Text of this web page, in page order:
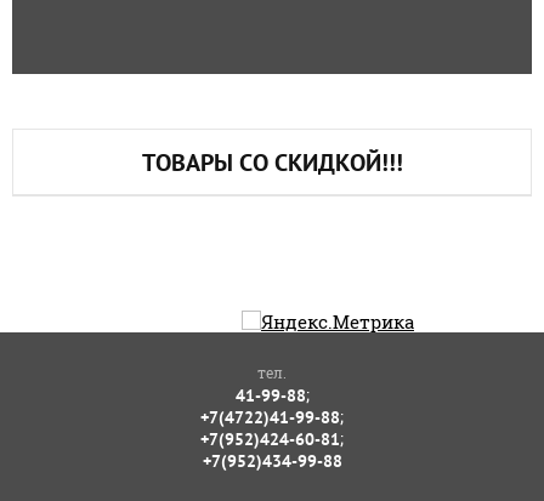
ТОВАРЫ СО СКИДКОЙ!!!
тел.
41-99-88;
+7(4722)41-99-88;
+7(952)424-60-81;
+7(952)434-99-88